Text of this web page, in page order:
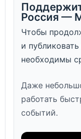
Россия —
Чтобы
и
необходимы
Даже
работать
событий.